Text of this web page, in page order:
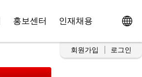
홍보센터 인재채용
회원가입 로그인